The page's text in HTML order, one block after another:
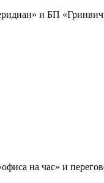
и БП
на час» и